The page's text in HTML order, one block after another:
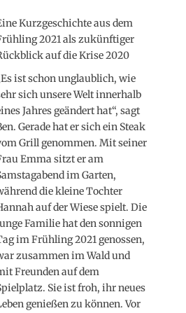
Kurzgeschichte aus dem
2021 als zukünftiger
auf die Krise 2020
ist schon unglaublich, wie
sich unsere Welt innerhalb
Jahres geändert hat“, sagt
Gerade hat er sich ein Steak
Grill genommen. Mit seiner
Emma sitzt er am
im Garten,
die kleine Tochter
auf der Wiese spielt. Die
Familie hat den sonnigen
im Frühling 2021 genossen,
zusammen im Wald und
Freunden auf dem
Sie ist froh, ihr neues
genießen zu können. Vor